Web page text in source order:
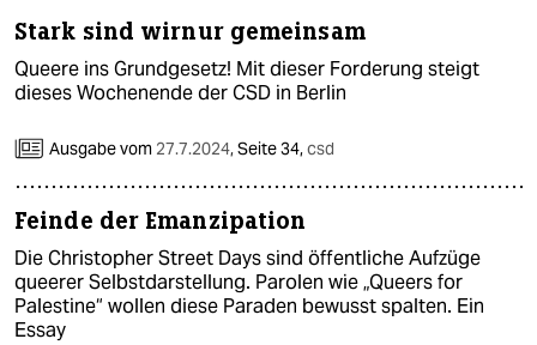
Stark sind wirnur gemeinsam
Queere ins Grundgesetz! Mit dieser Forderung steigt
dieses Wochenende der CSD in Berlin
Ausgabe vom 27.7.2024,Seite 34,csd
Feinde der Emanzipation
Die Christopher Street Days sind öffentliche Aufzüge
queerer Selbstdarstellung. Parolen wie „Queers for
Palestine“ wollen diese Paraden bewusst spalten. Ein
Essay